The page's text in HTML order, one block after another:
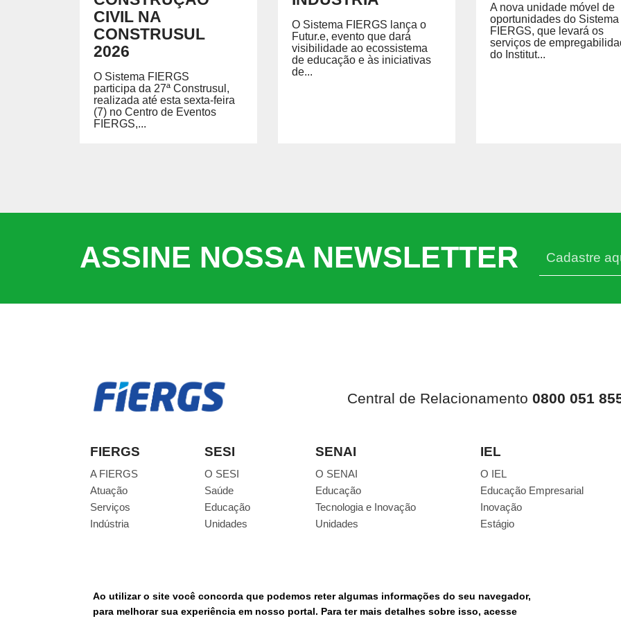
Ao utilizar o site você concorda que podemos reter algumas informações do seu navegador,
para melhorar sua experiência em nosso portal. Para ter mais detalhes sobre isso, acesse
CIVIL NA
CONSTRUSUL
2026
O Sistema FIERGS
participa da 27ª Construsul,
realizada até esta sexta-feira
(7) no Centro de Eventos
FIERGS,...
O Sistema FIERGS lança o
Futur.e, evento que dará
visibilidade ao ecossistema
de educação e às iniciativas
de...
A nova unidade móvel de
oportunidades do Sistema
FIERGS, que levará os
serviços de
do Institut...
ASSINE NOSSA NEWSLETTER
Central de Relacionamento0800 051
FIERGS
A FIERGS
Atuação
Serviços
Indústria
SESI
O SESI
Saúde
Educação
Unidades
SENAI
O SENAI
Educação
Tecnologia e Inovação
Unidades
IEL
O IEL
Educação Empresarial
Inovação
Estágio
© Todos os direitos reservados.